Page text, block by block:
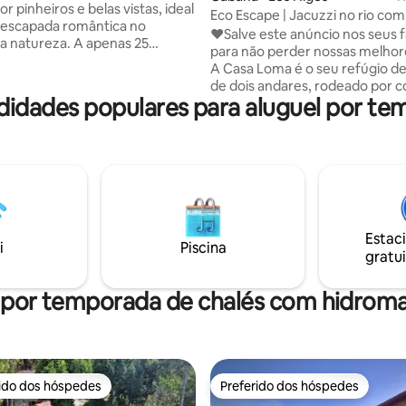
pinheiros e belas vistas, ideal
romântica no
natureza. A apenas 25
condicionado e possui
térmico. Inclui uma jacuzzi
mais focada na conexão
do que no luxo
Eco Escape | Jacuzzi no rio
a natureza | Casa Loma
❤️Salve este anúncio nos seus
para não perder nossas
A Casa Loma é o seu refúgio
de dois andares, rodeado por
verdejantes e vistas
Aqui, o tempo passa mais
aconchegantes e a
este lugar pode proporcionar. A apenas
15 minutos do rio, é perfeito
escapada romântica ou uma
amigos.
populares para aluguel por
Piscina
temporada de chalés com
preferidos dos hóspedes
dos hóspedes Preferido dos hóspedes
Preferido dos hóspedes